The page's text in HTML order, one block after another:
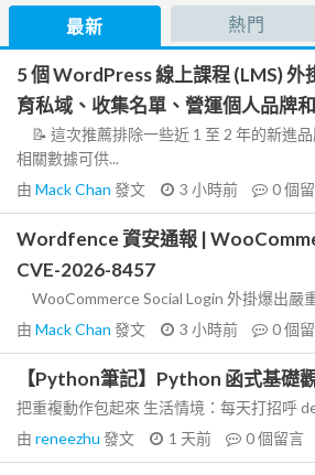
最新 熱門
5 個 WordPress 線上課程 (LMS) 外
育私域、收集名單、營運個人品牌
📝 這次推薦排除一些近 1 至 2 年的新進
相關數據可供...
由 Mack Chan 發文 3 小時前 0個
Wordfence 資安通報 |
CVE-2026-8457
WooCommerce Social Login 外掛爆出嚴
由 Mack Chan 發文 3 小時前 0個
【Python筆記】Python 函式基礎
把重複動作包起來 生活情境：每天打招呼
由 reneezhu 發文 1 天前 0個留言